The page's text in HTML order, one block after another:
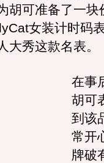
胡可准备了一块
女装计时码
大秀这款名表。
在事
胡可
到该
常开
牌破